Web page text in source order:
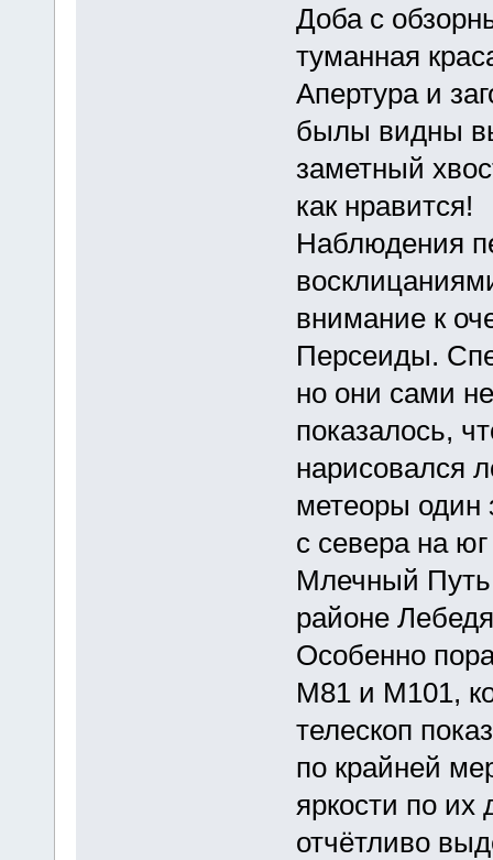
Доба с
туманная
Апертура и
былы видны
заметный
как нравится!
Наблюдения
внимание к
Персеиды.
но они сами
показалось,
нарисовался
метеоры один
с севера на
Млечный
районе
Особенно
М81 и М101,
телескоп
по крайней
яркости по
отчётливо